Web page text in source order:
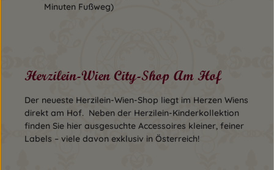
Minuten Fußweg)
Herzilein-Wien City-Shop Am Hof
Der neueste Herzilein-Wien-Shop liegt im Herzen Wiens
direkt am Hof. Neben der Herzilein-Kinderkollektion
finden Sie hier ausgesuchte Accessoires kleiner, feiner
Labels – viele davon exklusiv in Österreich!